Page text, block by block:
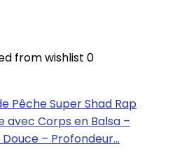
from wishlist 0